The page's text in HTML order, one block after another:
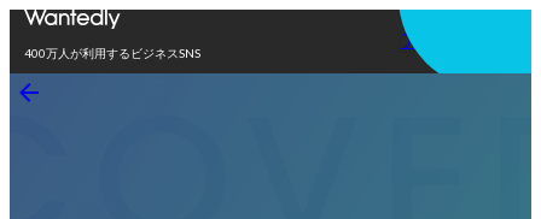
400万人が利用するビジネスSNS
アプリを使う